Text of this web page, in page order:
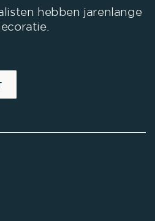
hebben jarenlange